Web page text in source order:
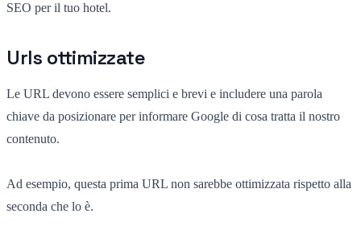
SEO per il tuo hotel.
Urls ottimizzate
Le URL devono essere semplici e brevi e includere una parola
chiave da posizionare per informare Google di cosa tratta il nostro
contenuto.
Ad esempio, questa prima URL non sarebbe ottimizzata rispetto alla
seconda che lo è.